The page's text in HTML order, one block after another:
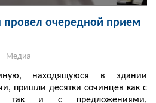
провел очередной прием
Медиа
находящуюся в здании
пришли десятки сочинцев как с
так и с предложениями,